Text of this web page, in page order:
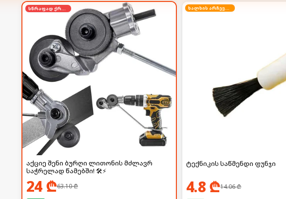
სწრაფად ქრება
აქციე შენი ბურღი ლითონის მძლავრ
საჭრელად წამებში! 🛠️⚡
24₾63.10₾
ხალხის არჩევანი
ტექნიკის საწმენდი ფუნჯი
4.8₾14.06₾